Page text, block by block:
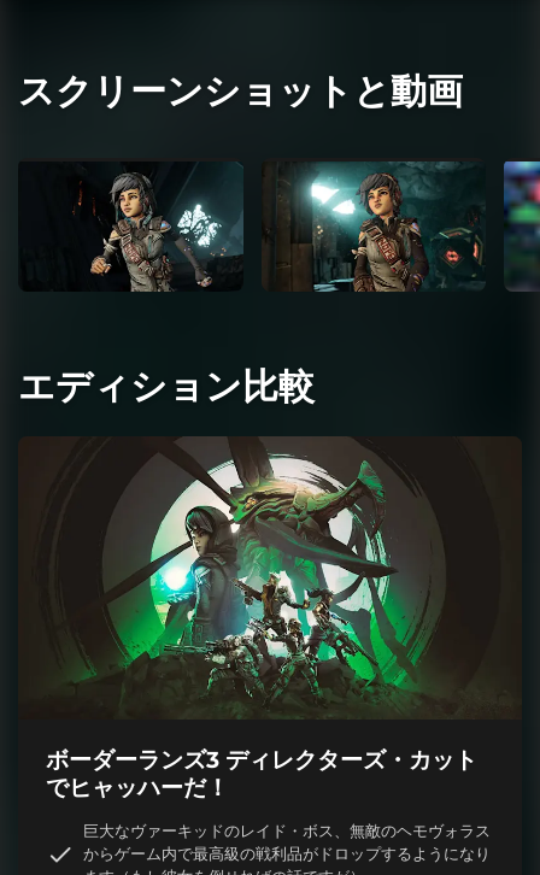
スクリーンショットと動画
エディション比較
ボーダーランズ3 ディレクターズ・カット
でヒャッハーだ！
巨大なヴァーキッドのレイド・ボス、無敵のヘモヴォラス
からゲーム内で最高級の戦利品がドロップするようになり